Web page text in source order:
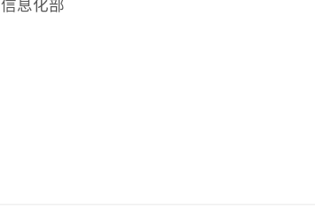
息化部